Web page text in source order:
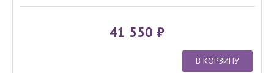
41 550
В КОРЗИНУ